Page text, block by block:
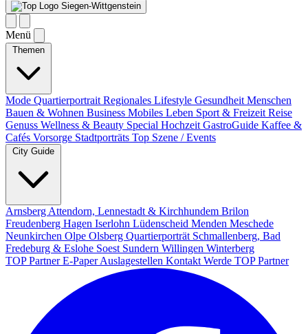
Siegen-Wittgenstein
Menü
Themen
Mode Quartierportrait Regionales Lifestyle Gesundheit Menschen
Bauen & Wohnen Business Mobiles Leben Sport & Freizeit Reise
Genuss Wellness & Beauty Special Hochzeit GastroGuide Kaffee &
Cafés Vorsorge Stadtporträts Top Szene / Events
City Guide
Arnsberg Attendorn, Lennestadt & Kirchhundem Brilon
Freudenberg Hagen Iserlohn Lüdenscheid Menden Meschede
Neunkirchen Olpe Olsberg Quartierporträt Schmallenberg, Bad
Fredeburg & Eslohe Soest Sundern Willingen Winterberg
TOP PartnerE-PaperAuslagestellen Kontakt Werde TOP Partner